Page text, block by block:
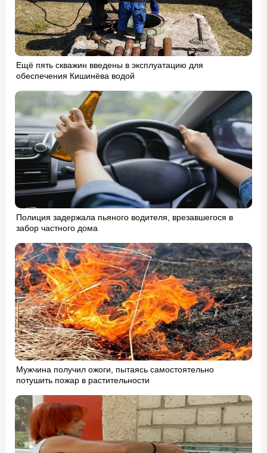
Ещё пять скважин введены в эксплуатацию для
обеспечения Кишинёва водой
Полиция задержала пьяного водителя, врезавшегося в
забор частного дома
Мужчина получил ожоги, пытаясь самостоятельно
потушить пожар в растительности